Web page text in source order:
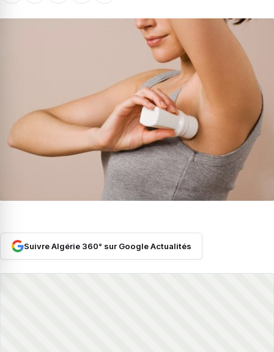
Suivre Algérie 360° sur Google Actualités